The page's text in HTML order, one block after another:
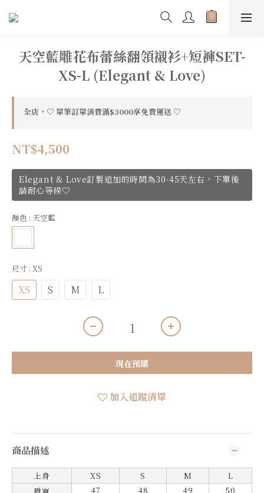
天空藍雕花布蕾絲翻領襯衫+短褲SET-
XS-L (Elegant & Love)
全店，♡ 單筆訂單消費滿$3000享免費運送 ♡
NT$4,500
Elegant & Love訂製追加的時間為30-45天左右，下單後
請耐心等候♡
顏色 : 天空藍
尺寸 : XS
XS S M L
現在預購
加入追蹤清單
商品描述
上身 XS S M
L
47 48 49
50